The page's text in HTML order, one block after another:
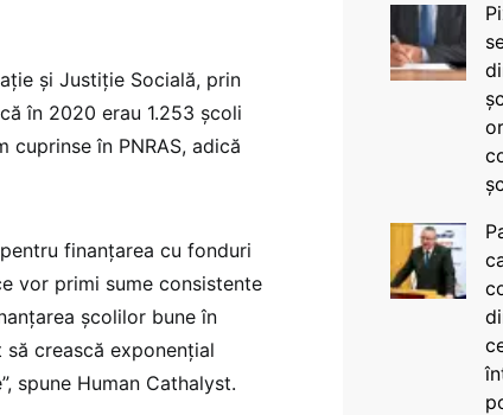
și Justiție Socială, prin
în 2020 erau 1.253 școli
cuprinse în PNRAS, adică
finanțarea cu fonduri
vor primi sume consistente
școlilor bune în
crească exponențial
spune Human Cathalyst.